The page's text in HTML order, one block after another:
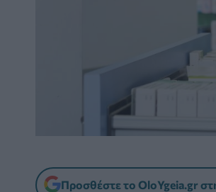
Προσθέστε το OloYgeia.gr